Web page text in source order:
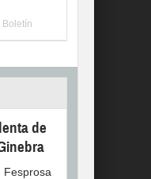
Boletín
de
Fesprosa